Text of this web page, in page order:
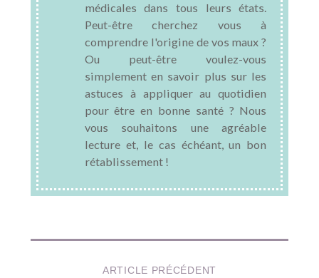
médicales dans tous leurs états.
Peut-être cherchez vous à
comprendre l'origine de vos maux ?
Ou peut-être voulez-vous
simplement en savoir plus sur les
astuces à appliquer au quotidien
pour être en bonne santé ? Nous
vous souhaitons une agréable
lecture et, le cas échéant, un bon
rétablissement !
ARTICLE PRÉCÉDENT